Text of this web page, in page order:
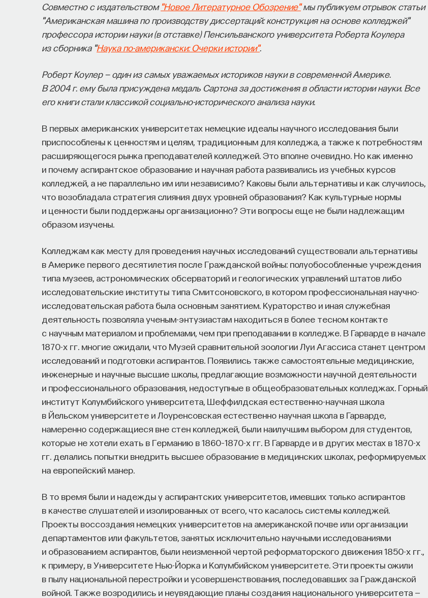
Совместно с издательством "Новое Литературное Обозрение"мы публикуем отрывок статьи
"Американская машина по производству диссертаций: конструкция на основе колледжей"
профессора истории науки (в отставке) Пенсильванского университета Роберта Коулера
из сборника "Наука по-американски: Очерки истории".
Роберт Коулер — один из самых уважаемых историков науки в современной Америке.
В 2004 г. ему была присуждена медаль Сартона за достижения в области истории науки. Все
его книги стали классикой социально-исторического анализа науки.
В первых американских университетах немецкие идеалы научного исследования были
приспособлены к ценностям и целям, традиционным для колледжа, а также к потребностям
расширяющегося рынка преподавателей колледжей. Это вполне очевидно. Но как именно
и почему аспирантское образование и научная работа развивались из учебных курсов
колледжей, а не параллельно им или независимо? Каковы были альтернативы и как случилось,
что возобладала стратегия слияния двух уровней образования? Как культурные нормы
и ценности были поддержаны организационно? Эти вопросы еще не были надлежащим
образом изучены.
Колледжам как месту для проведения научных исследований существовали альтернативы
в Америке первого десятилетия после Гражданской войны: полуобособленные учреждения
типа музеев, астрономических обсерваторий и геологических управлений штатов либо
исследовательские институты типа Смитсоновского, в котором профессиональная научно-
исследовательская работа была основным занятием. Кураторство и иная служебная
деятельность позволяла ученым-энтузиастам находиться в более тесном контакте
с научным материалом и проблемами, чем при преподавании в колледже. В Гарварде в начале
1870-х гг. многие ожидали, что Музей сравнительной зоологии Луи Агассиса станет центром
исследований и подготовки аспирантов. Появились также самостоятельные медицинские,
инженерные и научные высшие школы, предлагающие возможности научной деятельности
и профессионального образования, недоступные в общеобразовательных колледжах. Горный
институт Колумбийского университета, Шеффилдская естественно-научная школа
в Йельском университете и Лоуренсовская естественно научная школа в Гарварде,
намеренно содержащиеся вне стен колледжей, были наилучшим выбором для студентов,
которые не хотели ехать в Германию в 1860–1870-х гг. В Гарварде и в других местах в 1870-х
гг. делались попытки внедрить высшее образование в медицинских школах, реформируемых
на европейский манер.
В то время были и надежды у аспирантских университетов, имевших только аспирантов
в качестве слушателей и изолированных от всего, что касалось системы колледжей.
Проекты воссоздания немецких университетов на американской почве или организации
департаментов или факультетов, занятых исключительно научными исследованиями
и образованием аспирантов, были неизменной чертой реформаторского движения 1850-х гг.,
к примеру, в Университете Нью-Йорка и Колумбийском университете. Эти проекты ожили
в пылу национальной перестройки и усовершенствования, последовавших за Гражданской
войной. Также возродились и неувядающие планы создания национального университета —